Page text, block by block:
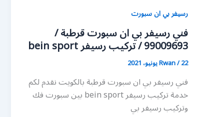
رسيفر بي ان سبورت
فني رسيفر بي ان سبورت قرطبة /
99009693 / تركيب رسيفر bein sport
Rwan/22 يونيو، 2021
فني رسيفر بي ان سبورت قرطبة بالكويت نقدم لكم
خدمة تركيب رسيفر bein sport بين سبورت فك
وتركيب رسيفر بي